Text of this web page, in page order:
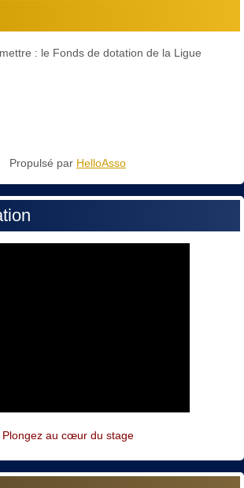
: le Fonds de dotation de la Ligue
Propulsé par HelloAsso
Plongez au cœur du stage